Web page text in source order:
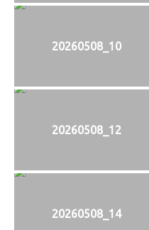
20260508_10
20260508_12
20260508_14